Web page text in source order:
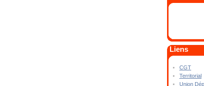
Liens
CGT
Territorial
Union